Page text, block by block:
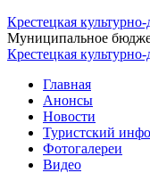
Крестецкая культурно-
Муниципальное
Крестецкая культурно-
Главная
Анонсы
Новости
Туристский
Фотогалереи
Видео